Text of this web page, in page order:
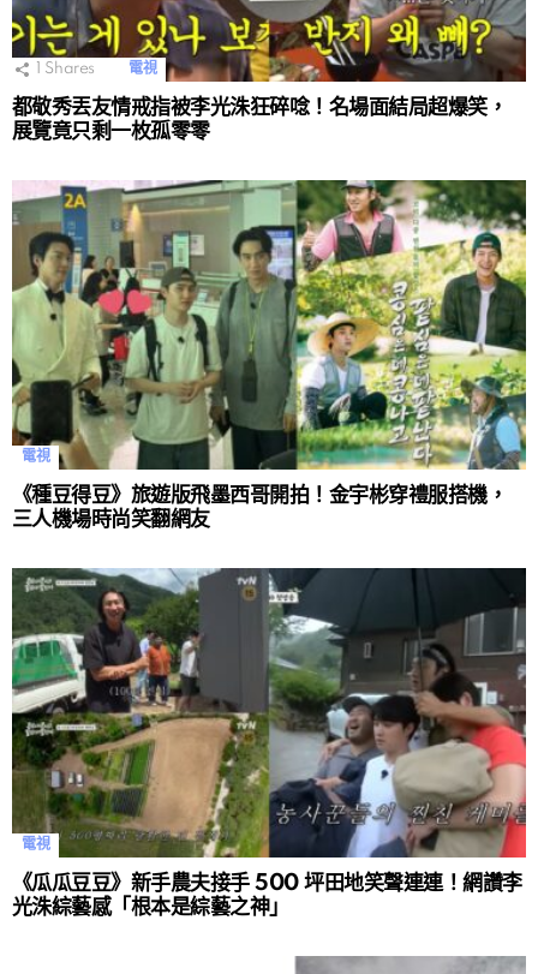
Shares 電視
都敬秀丟友情戒指被李光洙狂碎唸！名場面結局超爆笑，
展覽竟只剩一枚孤零零
電視
《種豆得豆》旅遊版飛墨西哥開拍！金宇彬穿禮服搭機，
三人機場時尚笑翻網友
電視
《瓜瓜豆豆》新手農夫接手 500 坪田地笑聲連連！網讚李
光洙綜藝感「根本是綜藝之神」